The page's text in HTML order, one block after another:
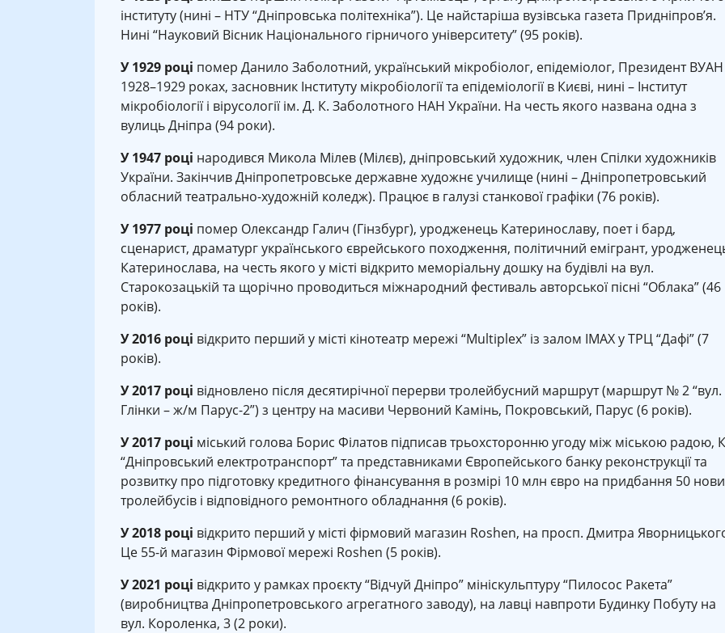
інституту (нині – НТУ “Дніпровська політехніка”). Це найстаріша вузівська газета Придніпров’я.
Нині “Науковий Вісник Національного гірничого університету” (95 років).
У 1929 році помер Данило Заболотний, український мікробіолог, епідеміолог, Президент
1928–1929 роках, засновник Інституту мікробіології та епідеміології в Києві, нині – Інститут
мікробіології і вірусології ім. Д. К. Заболотного НАН України. На честь якого названа одна з
вулиць Дніпра (94 роки).
У 1947 році народився Микола Мілев (Мілєв), дніпровський художник, член Спілки художників
України. Закінчив Дніпропетровське державне художнє училище (нині – Дніпропетровський
обласний театрально-художній коледж). Працює в галузі станкової графіки (76 років).
У 1977 році помер Олександр Галич (Гінзбург), уродженець Катеринославу, поет і бард,
сценарист, драматург українського єврейського походження, політичний емігрант,
Катеринослава, на честь якого у місті відкрито меморіальну дошку на будівлі на вул.
Старокозацькій та щорічно проводиться міжнародний фестиваль авторської пісні “Облака” (46
років).
У 2016 році відкрито перший у місті кінотеатр мережі “Multiplex” із залом IMAX у ТРЦ “Дафі” (7
років).
У 2017 році відновлено після десятирічної перерви тролейбусний маршрут (маршрут № 2 “вул.
Глінки – ж/м Парус-2”) з центру на масиви Червоний Камінь, Покровський, Парус (6 років).
У 2017 році міський голова Борис Філатов підписав трьохсторонню угоду між міською радою,
“Дніпровський електротранспорт” та представниками Європейського банку реконструкції та
розвитку про підготовку кредитного фінансування в розмірі 10 млн євро на придбання 50
тролейбусів і відповідного ремонтного обладнання (6 років).
У 2018 році відкрито перший у місті фірмовий магазин Roshen, на просп. Дмитра
Це 55-й магазин Фірмової мережі Roshen (5 років).
У 2021 році відкрито у рамках проєкту “Відчуй Дніпро” мініскульптуру “Пилосос Ракета”
(виробництва Дніпропетровського агрегатного заводу), на лавці навпроти Будинку Побуту на
вул. Короленка, 3 (2 роки).